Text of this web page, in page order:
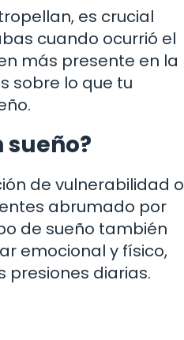
es crucial
cuando ocurrió el
más presente en la
sobre lo que tu
de vulnerabilidad o
abrumado por
de sueño también
emocional y físico,
diarias.